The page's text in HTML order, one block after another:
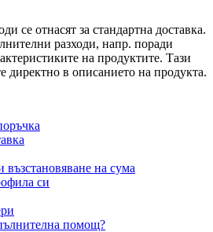
се отнасят за стандартна доставка.
разходи, напр. поради
на продуктите. Тази
в описанието на продукта.
на сума
си
помощ?